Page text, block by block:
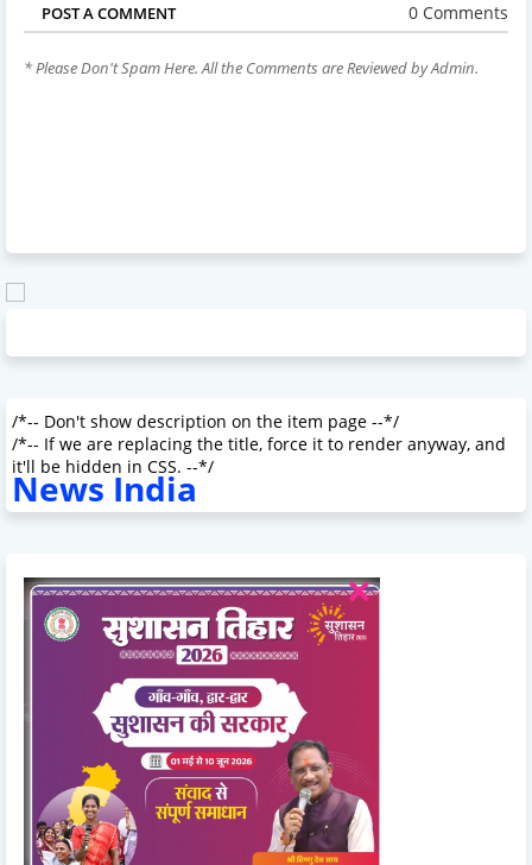
POST A COMMENT 0 Comments
* Please Don't Spam Here. All the Comments are Reviewed by Admin.
/*-- Don't show description on the item page --*/
/*-- If we are replacing the title, force it to render anyway, and
it'll be hidden in CSS. --*/
News India